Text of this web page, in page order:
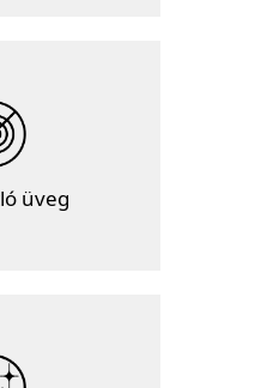
üveg